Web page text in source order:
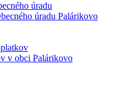
úradu
úradu Palárikovo
v obci Palárikovo